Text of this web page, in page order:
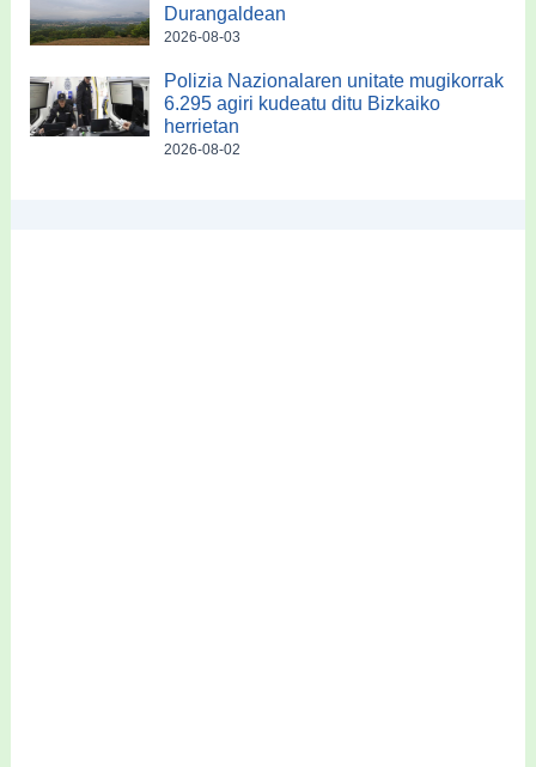
Durangaldean
2026-08-03
Polizia Nazionalaren unitate mugikorrak
6.295 agiri kudeatu ditu Bizkaiko
herrietan
2026-08-02